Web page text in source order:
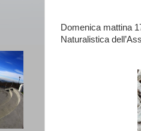
Domenica mattina
Naturalistica